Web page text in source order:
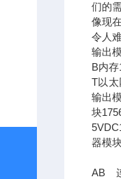
们的
像现
令人
输出
B内
T以太
输出
块
器模
AB